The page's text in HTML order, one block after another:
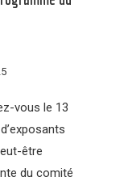
vous le 13
être
du comité